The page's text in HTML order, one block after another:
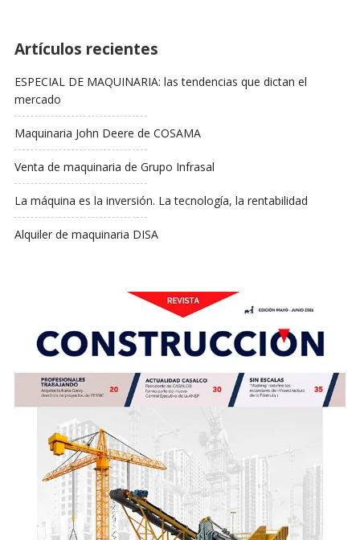
Artículos recientes
ESPECIAL DE MAQUINARIA: las tendencias que dictan el
mercado
Maquinaria John Deere de COSAMA
Venta de maquinaria de Grupo Infrasal
La máquina es la inversión. La tecnología, la rentabilidad
Alquiler de maquinaria DISA